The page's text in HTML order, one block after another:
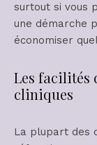
surtout si vous
une démarche
économiser
Les facilités
cliniques
La plupart des